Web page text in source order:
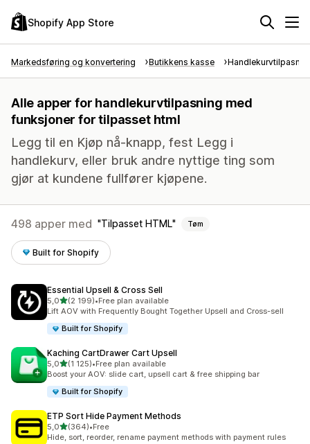
Shopify App Store
Markedsføring og konvertering Butikkens kasse
Alle apper for handlekurvtilpasning med
funksjoner for tilpasset html
Legg til en Kjøp nå-knapp, fest Legg i
handlekurv, eller bruk andre nyttige ting som
gjør at kundene fullfører kjøpene.
498 apper med Tilpasset HTML Tøm
Built for Shopify
Essential Upsell & Cross Sell
5,0av 5 stjerner
(2 199)
Totalt 2199 omtaler
•Free plan available
Lift AOV with Frequently Bought Together Upsell and Cross-sell
Built for Shopify
Kaching CartDrawer Cart Upsell
5,0av 5 stjerner
(1 125)
Totalt 1125 omtaler
•Free plan available
Boost your AOV: slide cart, upsell cart & free shipping bar
Built for Shopify
ETP Sort Hide Payment Methods
5,0av 5 stjerner
(364)
Totalt 364 omtaler
•Free
Hide, sort, reorder, rename payment methods with payment rules